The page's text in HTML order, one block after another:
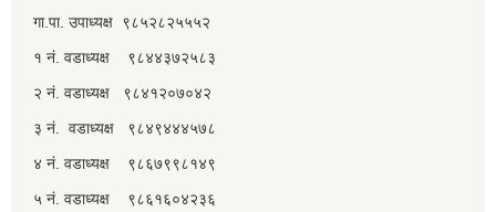
गा.पा. उपाध्यक्ष ९८५२८२५५५२
१ नं. वडाध्यक्ष ९८४४३७२५८३
२ नं. वडाध्यक्ष ९८४१२०७०४२
३ नं. वडाध्यक्ष ९८४९४४४५७८
४ नं. वडाध्यक्ष ९८६७९९८१४९
५ नं. वडाध्यक्ष ९८६१६०४२३६